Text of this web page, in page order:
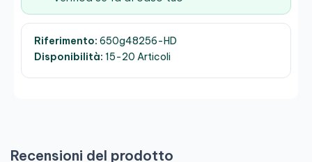
Riferimento: 650g48256-HD
Disponibilità: 15-20 Articoli
Recensioni del prodotto